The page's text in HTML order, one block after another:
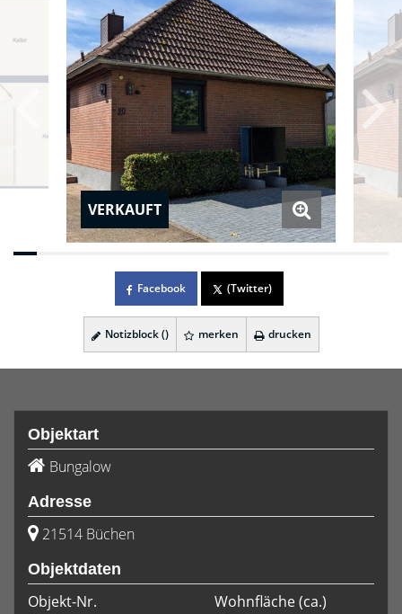
VERKAUFT
Facebook (Twitter)
Notizblock () merken drucken
Objektart
Bungalow
Adresse
21514 Büchen
Objektdaten
Objekt-Nr.
Wohnfläche(ca.)